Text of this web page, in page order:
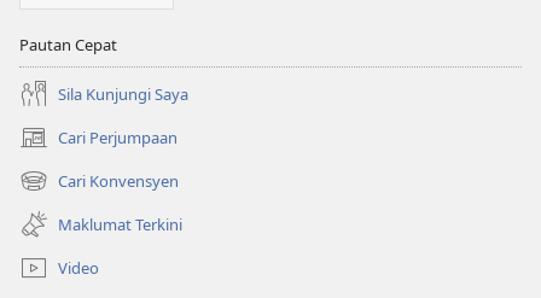
Pautan Cepat
Sila Kunjungi Saya
Cari Perjumpaan
(membuka
tetingkap
baharu)
Cari Konvensyen
(membuka
tetingkap
baharu)
Maklumat Terkini
Video